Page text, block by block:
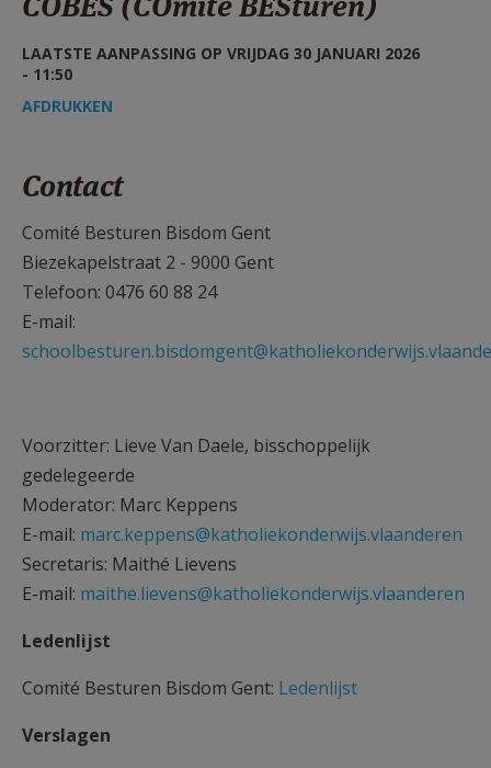
AANMELDEN OF REGISTREREN
LAATSTE AANPASSING OP VRIJDAG 30 JANUARI 2026
- 11:50
AFDRUKKEN
Contact
Comité Besturen Bisdom Gent
Biezekapelstraat 2 - 9000 Gent
Telefoon: 0476 60 88 24
E-mail:
Voorzitter: Lieve Van Daele, bisschoppelijk
gedelegeerde
Moderator: Marc Keppens
E-mail: marc.keppens@katholiekonderwijs.vlaanderen
Secretaris: Maithé Lievens
E-mail: maithe.lievens@katholiekonderwijs.vlaanderen
Ledenlijst
Comité Besturen Bisdom Gent: Ledenlijst
Verslagen